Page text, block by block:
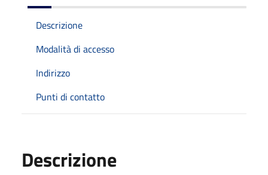
Descrizione
Modalità di accesso
Indirizzo
Punti di contatto
Descrizione